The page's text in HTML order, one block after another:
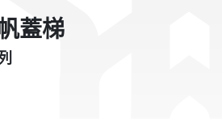
蓋梯